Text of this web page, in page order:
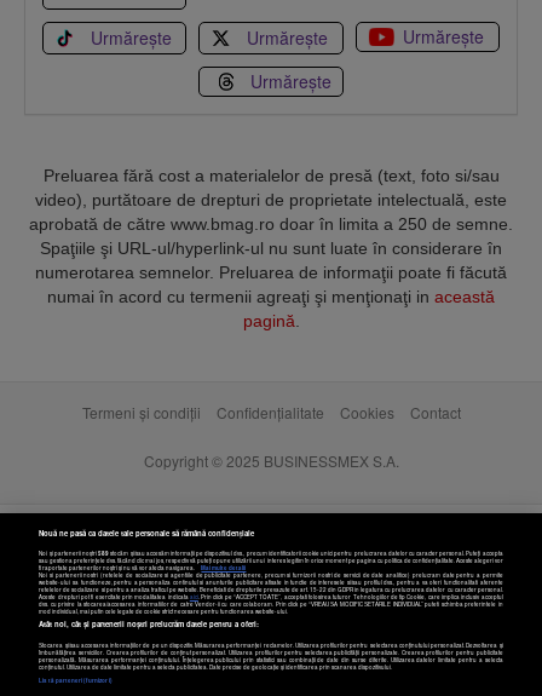
Urmărește Urmărește
Urmărește
Urmărește
Preluarea fără cost a materialelor de presă (text, foto si/sau
video), purtătoare de drepturi de proprietate intelectuală, este
aprobată de către www.bmag.ro doar în limita a 250 de semne.
Spaţiile şi URL-ul/hyperlink-ul nu sunt luate în considerare în
numerotarea semnelor. Preluarea de informaţii poate fi făcută
numai în acord cu termenii agreaţi şi menţionaţi in această
pagină
Termeni și condiții Confidențialitate Cookies Contact
Copyright © 2025 BUSINESSMEX S.A.
Setări cookies
Nouă ne pasă ca datele tale personale să rămână confidențiale
Noi și partenerii noștri589stocăm și/sau accesăm informații pe dispozitivul dvs., precum identificatorii cookie unici pentru prelucrarea datelor cu caracter personal. Puteți accepta
sau gestiona preferințele dvs. făcând clic mai jos, respectiv vă puteți opune utilizării unui interes legitim în orice moment pe pagina cu politica de confidențialitate. Aceste alegeri vor
fi raportate partenerilor noștri și nu vă vor afecta navigarea.
Mai multe detalii
Noi si partenerii nostri (retelele de socializare si agentiile de publicitate partenere, precum si furnizorii nostri de servicii de date analitice) prelucram date pentru a permite
website-ului sa functioneze, pentru a personaliza continutul si anunturile publicitare afisate in functie de interesele si/sau profilul dvs., pentru a va oferi functionalitati aferente
retelelor de socializare si pentru a analiza traficul pe website. Beneficiati de drepturile prevazute de art. 15-22 din GDPR in legatura cu prelucrarea datelor cu caracter personal.
Aceste drepturi pot fi exercitate prin modalitatea indicataaici. Prin click pe “ACCEPT TOATE”, acceptati folosirea tuturor Tehnologiilor de tip Cookie, care implica inclusiv acceptul
dvs. cu privire la stocarea/accesarea informatiilor de catre Vendor-ii cu care colaboram. Prin click pe “VREAU SA MODIFIC SETARILE INDIVIDUAL” puteti schimba preferintele in
mod individual, mai putin cele legate de cookie strict necesare pentru functionarea website-ului.
Atât noi, cât și partenerii noștri prelucrăm datele pentru a oferi:
Stocarea și/sau accesarea informațiilor de pe un dispozitiv. Măsurarea performanței reclamelor. Utilizarea profilurilor pentru selectarea conținutului personalizat. Dezvoltarea și
îmbunătățirea serviciilor. Crearea profilurilor de conținut personalizat. Utilizarea profilurilor pentru selectarea publicității personalizate. Crearea profilurilor pentru publicitate
personalizată. Măsurarea performanței conținutului. Înțelegerea publicului prin statistici sau combinații de date din surse diferite. Utilizarea datelor limitate pentru a selecta
conținutul. Utilizarea de date limitate pentru a selecta publicitatea. Date precise de geolocație și identificarea prin scanarea dispozitivului.
Listă parteneri (furnizori)